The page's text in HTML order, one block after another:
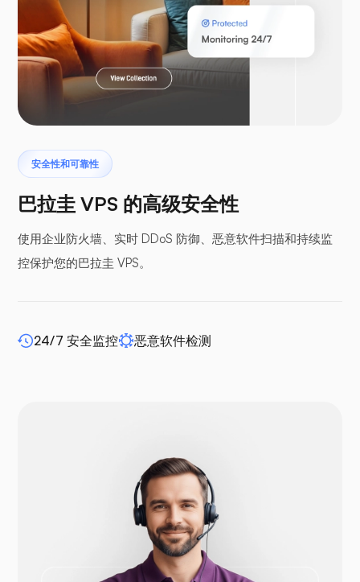
Laravel
Drupal
安全性和可靠性
巴拉圭 VPS 的高级安全性
使用企业防火墙、实时 DDoS 防御、恶意软件扫描和持续监
控保护您的巴拉圭 VPS。
24/7 安全监控 恶意软件检测